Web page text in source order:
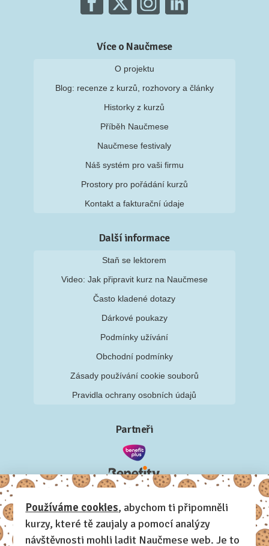
Více o Naučmese
O projektu
Blog: recenze z kurzů, rozhovory a články
Historky z kurzů
Příběh Naučmese
Naučmese festivaly
Náš systém pro vaši firmu
Prostory pro pořádání kurzů
Kontakt a fakturační údaje
Další informace
Staň se lektorem
Video: Jak připravit kurz na Naučmese
Často kladené dotazy
Dárkové poukazy
Podmínky užívání
Obchodní podmínky
Zásady používání cookie souborů
Pravidla ochrany osobních údajů
Partneři
Používáme cookies, abychom ti připomněli
kurzy, které tě zaujaly a pomocí analýzy
návštěvnosti mohli ladit Naučmese web. Je to